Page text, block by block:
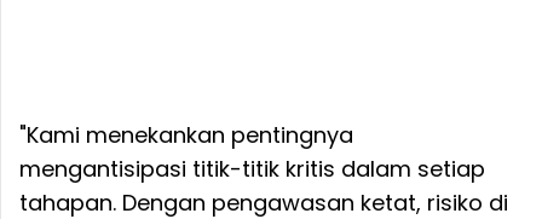
"Kami menekankan pentingnya
mengantisipasi titik-titik kritis dalam setiap
tahapan. Dengan pengawasan ketat, risiko di